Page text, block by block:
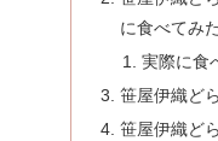
に食べてみ
実際に食
笹屋伊織ど
笹屋伊織ど